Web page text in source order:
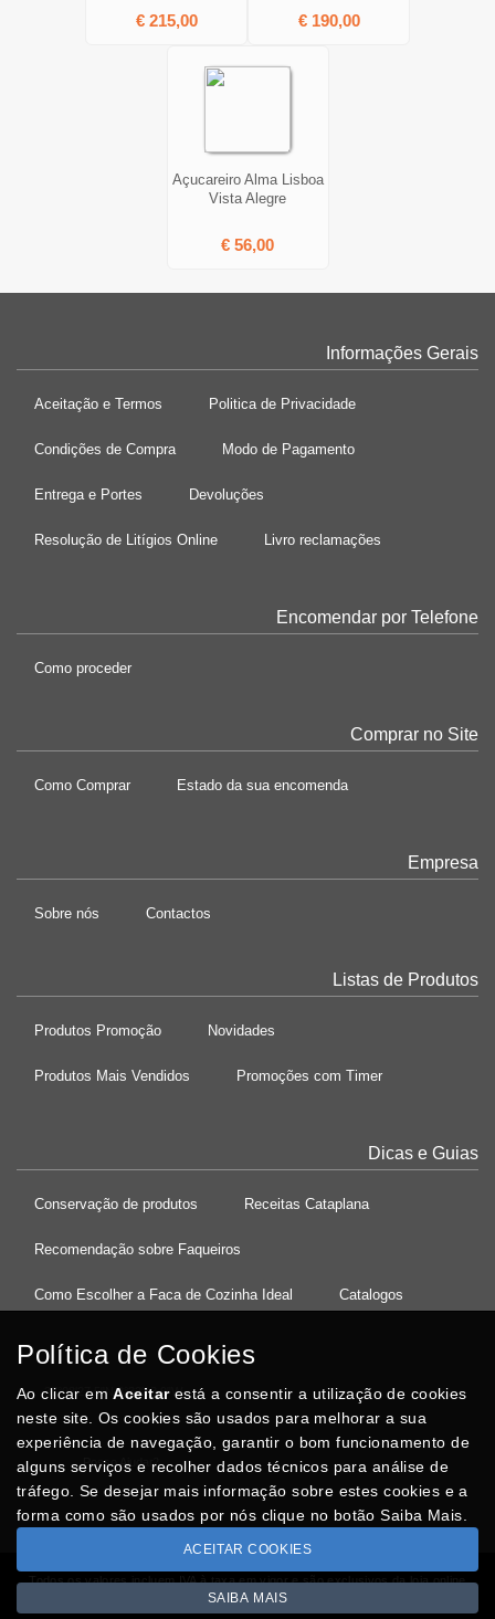
€ 215,00 € 190,00
Açucareiro Alma Lisboa
Vista Alegre
€ 56,00
Informações Gerais
Aceitação e Termos Politica de Privacidade
Condições de Compra Modo de Pagamento
Entrega e Portes Devoluções
Resolução de Litígios Online Livro reclamações
Encomendar por Telefone
Como proceder
Comprar no Site
Como Comprar Estado da sua encomenda
Empresa
Sobre nós Contactos
Listas de Produtos
Produtos Promoção Novidades
Produtos Mais Vendidos Promoções com Timer
Dicas e Guias
Conservação de produtos Receitas Cataplana
Recomendação sobre Faqueiros
Como Escolher a Faca de Cozinha Ideal Catalogos
37°08'27.5"N 8°32'13.9"W
Posso Ajudar?
Todos os valores incluem IVA à taxa em vigor e são exclusivos da loja online
Copyright © CASACARMINHO.com 2026
Política de Cookies
Ao clicar emAceitarestá a consentir a utilização de cookies
neste site. Os cookies são usados para melhorar a sua
experiência de navegação, garantir o bom funcionamento de
alguns serviços e recolher dados técnicos para análise de
tráfego. Se desejar mais informação sobre estes cookies e a
forma como são usados por nós clique no botão Saiba Mais.
ACEITAR COOKIES
SAIBA MAIS